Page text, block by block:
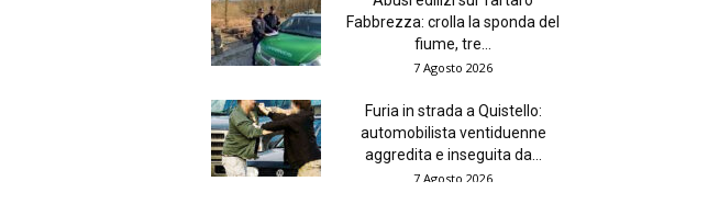
Fabbrezza: crolla la sponda del
fiume, tre...
7 Agosto 2026
Furia in strada a Quistello:
automobilista ventiduenne
aggredita e inseguita da...
7 Agosto 2026